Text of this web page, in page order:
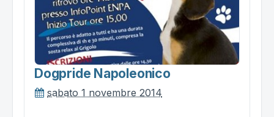
Dogpride Napoleonico
sabato 1 novembre 2014